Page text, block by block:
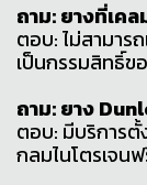
ถาม: ยางที่เค
ตอบ: ไม่สามาร
เป็นกรรมสิทธิ์ข
ถาม: ยาง
ตอบ: มีบริการตั้
กลมไนโตรเจน